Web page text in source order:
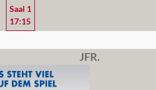
Saal 1
17:15
JFR.